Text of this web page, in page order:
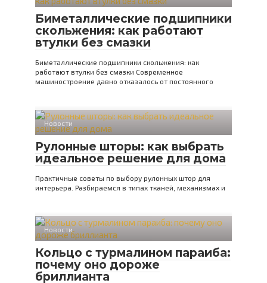
Биметаллические подшипники
скольжения: как работают
втулки без смазки
Биметаллические подшипники скольжения: как
работают втулки без смазки Современное
машиностроение давно отказалось от постоянного
Новости
Рулонные шторы: как выбрать
идеальное решение для дома
Практичные советы по выбору рулонных штор для
интерьера. Разбираемся в типах тканей, механизмах и
Новости
Кольцо с турмалином параиба:
почему оно дороже
бриллианта